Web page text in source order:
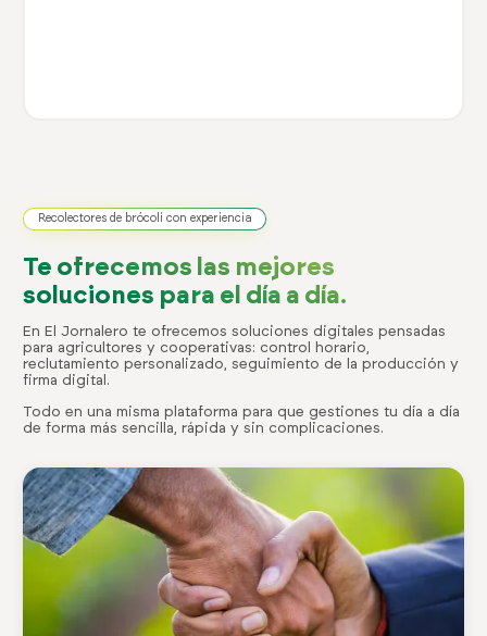
Recolectores de brócoli con experiencia
Te ofrecemos las mejores
soluciones para el día a día.
En El Jornalero te ofrecemos soluciones digitales pensadas
para agricultores y cooperativas: control horario,
reclutamiento personalizado, seguimiento de la producción y
firma digital.
Todo en una misma plataforma para que gestiones tu día a día
de forma más sencilla, rápida y sin complicaciones.